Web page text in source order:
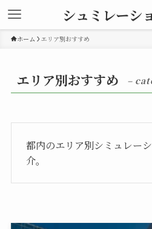
シュミレーシ
ホーム エリア別おすすめ
エリア別おすすめ –
都内のエリア別シミュレー
介。